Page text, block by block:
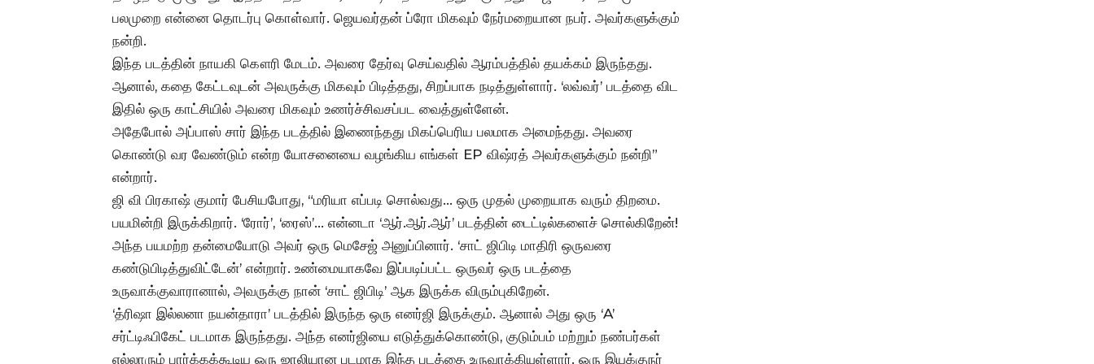
பலமுறை என்னை தொடர்பு கொள்வார். ஜெயவர்தன் ப்ரோ மிகவும் நேர்மறையான நபர். அவர்களுக்கும்
நன்றி.
இந்த படத்தின் நாயகி கௌரி மேடம். அவரை தேர்வு செய்வதில் ஆரம்பத்தில் தயக்கம் இருந்தது.
ஆனால், கதை கேட்டவுடன் அவருக்கு மிகவும் பிடித்தது, சிறப்பாக நடித்துள்ளார். ‘லவ்வர்’ படத்தை விட
இதில் ஒரு காட்சியில் அவரை மிகவும் உணர்ச்சிவசப்பட வைத்துள்ளேன்.
அதேபோல் அப்பாஸ் சார் இந்த படத்தில் இணைந்தது மிகப்பெரிய பலமாக அமைந்தது. அவரை
கொண்டு வர வேண்டும் என்ற யோசனையை வழங்கிய எங்கள் EP விஷ்ரத் அவர்களுக்கும் நன்றி”
என்றார்.
ஜி வி பிரகாஷ் குமார் பேசியபோது, “மரியா எப்படி சொல்வது… ஒரு முதல் முறையாக வரும் திறமை.
பயமின்றி இருக்கிறார். ‘ரோர்’, ‘ரைஸ்’… என்னடா ‘ஆர்.ஆர்.ஆர்’ படத்தின் டைட்டில்களைச் சொல்கிறேன்!
அந்த பயமற்ற தன்மையோடு அவர் ஒரு மெசேஜ் அனுப்பினார். ‘சாட் ஜிபிடி மாதிரி ஒருவரை
கண்டுபிடித்துவிட்டேன்’ என்றார். உண்மையாகவே இப்படிப்பட்ட ஒருவர் ஒரு படத்தை
உருவாக்குவாரானால், அவருக்கு நான் ‘சாட் ஜிபிடி’ ஆக இருக்க விரும்புகிறேன்.
‘த்ரிஷா இல்லனா நயன்தாரா’ படத்தில் இருந்த ஒரு எனர்ஜி இருக்கும். ஆனால் அது ஒரு ‘A’
சர்ட்டிஃபிகேட் படமாக இருந்தது. அந்த எனர்ஜியை எடுத்துக்கொண்டு, குடும்பம் மற்றும் நண்பர்கள்
எல்லாரும் பார்க்கக்கூடிய ஒரு ஜாலியான படமாக இந்த படத்தை உருவாக்கியுள்ளார். ஒரு இயக்குநர்